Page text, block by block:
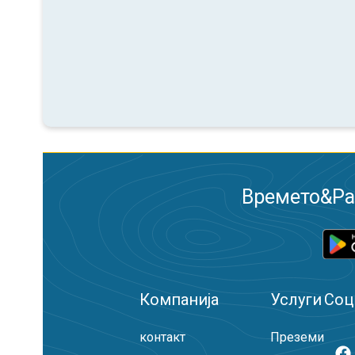
Компанија
контакт
Услуги
Преземи